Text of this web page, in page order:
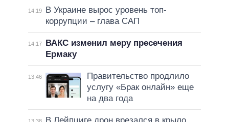
14:19
В Украине вырос уровень топ-
коррупции – глава САП
14:17
ВАКС изменил меру пресечения
Ермаку
13:46
Правительство продлило
услугу «Брак онлайн» еще
на два года